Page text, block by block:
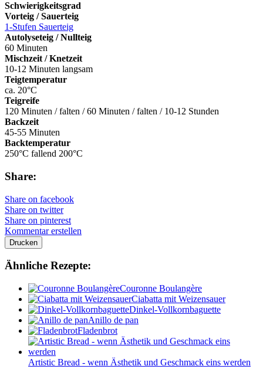
Schwierigkeitsgrad
Vorteig / Sauerteig
1-Stufen Sauerteig
Autolyseteig / Nullteig
60 Minuten
Mischzeit / Knetzeit
10-12 Minuten langsam
Teigtemperatur
ca. 20°C
Teigreife
120 Minuten / falten / 60 Minuten / falten / 10-12 Stunden
Backzeit
45-55 Minuten
Backtemperatur
250°C fallend 200°C
Share:
Share on facebook
Share on twitter
Share on pinterest
Kommentar erstellen
Drucken
Ähnliche Rezepte:
Couronne Boulangère
Ciabatta mit Weizensauer
Dinkel-Vollkornbaguette
Anillo de pan
Fladenbrot
Artistic Bread - wenn Ästhetik und Geschmack eins werden